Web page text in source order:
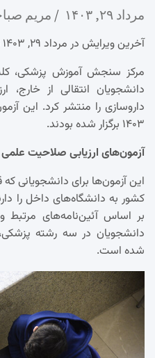
مرداد ۲۹, ۱۴۰۳ مریم
آخرین ویرایش در مرداد ۲۹, ۱۴۰۳ توسط
مرکز سنجش آموزش پزشکی،
دانشجویان انتقالی از خارج،
۱۴۰۳ برگزار شده بودند.
آزمون‌های ارزیابی صلاحیت علمی
این آزمون‌ها برای دانشجویانی
کشور به دانشگاه‌های داخل را
بر اساس آئین‌نامه‌های مرتبط
دانشجویان در سه رشته
شده است.